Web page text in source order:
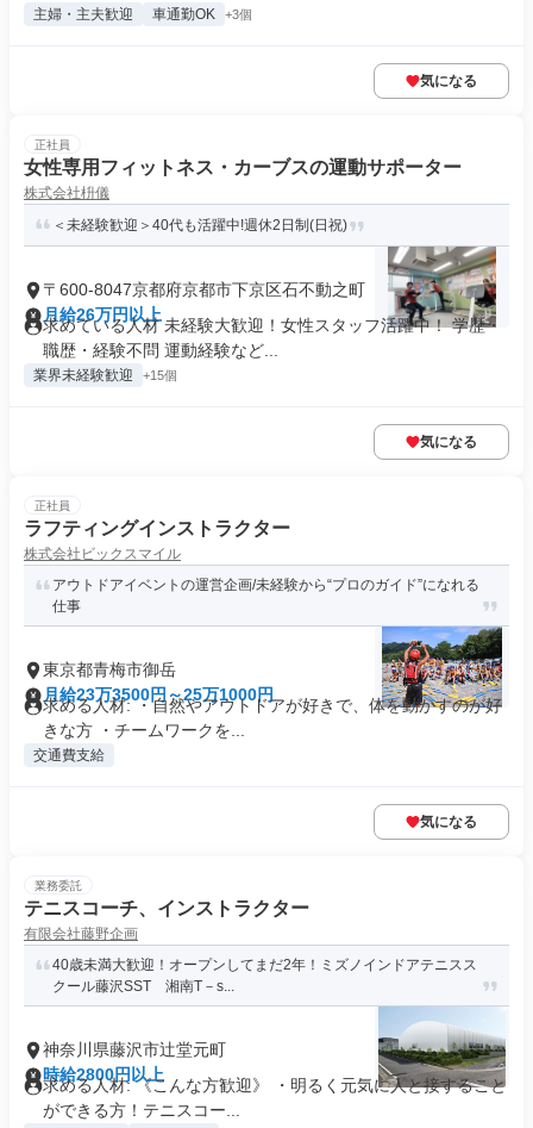
主婦・主夫歓迎 車通勤OK +3個
気になる
正社員
女性専用フィットネス・カーブスの運動サポーター
株式会社枡儀
＜未経験歓迎＞40代も活躍中!週休2日制(日祝)
〒600-8047京都府京都市下京区石不動之町
月給26万円以上
求めている人材 未経験大歓迎！女性スタッフ活躍中！ 学歴・
職歴・経験不問 運動経験など...
業界未経験歓迎 +15個
気になる
正社員
ラフティングインストラクター
株式会社ビックスマイル
アウトドアイベントの運営企画/未経験から“プロのガイド”になれる
仕事
東京都青梅市御岳
月給23万3500円～25万1000円
求める人材: ・自然やアウトドアが好きで、体を動かすのが好
きな方 ・チームワークを...
交通費支給
気になる
業務委託
テニスコーチ、インストラクター
有限会社藤野企画
40歳未満大歓迎！オープンしてまだ2年！ミズノインドアテニスス
クール藤沢SST 湘南T－s...
神奈川県藤沢市辻堂元町
時給2800円以上
求める人材: 《こんな方歓迎》 ・明るく元気に人と接すること
ができる方！テニスコー...